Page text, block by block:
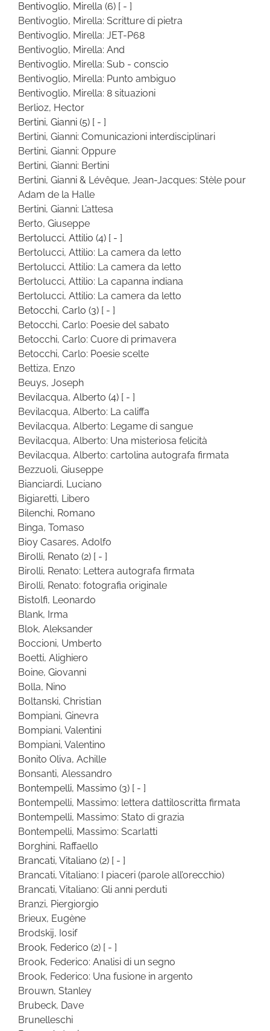
Bentivoglio, Mirella (6) [ - ]
Bentivoglio, Mirella: Scritture di pietra
Bentivoglio, Mirella: JET-P68
Bentivoglio, Mirella: And
Bentivoglio, Mirella: Sub - conscio
Bentivoglio, Mirella: Punto ambiguo
Bentivoglio, Mirella: 8 situazioni
Berlioz, Hector
Bertini, Gianni (5) [ - ]
Bertini, Gianni: Comunicazioni interdisciplinari
Bertini, Gianni: Oppure
Bertini, Gianni: Bertini
Bertini, Gianni & Lévêque, Jean-Jacques: Stèle pour
Adam de la Halle
Bertini, Gianni: L’attesa
Berto, Giuseppe
Bertolucci, Attilio (4) [ - ]
Bertolucci, Attilio: La camera da letto
Bertolucci, Attilio: La camera da letto
Bertolucci, Attilio: La capanna indiana
Bertolucci, Attilio: La camera da letto
Betocchi, Carlo (3) [ - ]
Betocchi, Carlo: Poesie del sabato
Betocchi, Carlo: Cuore di primavera
Betocchi, Carlo: Poesie scelte
Bettiza, Enzo
Beuys, Joseph
Bevilacqua, Alberto (4) [ - ]
Bevilacqua, Alberto: La califfa
Bevilacqua, Alberto: Legame di sangue
Bevilacqua, Alberto: Una misteriosa felicità
Bevilacqua, Alberto: cartolina autografa firmata
Bezzuoli, Giuseppe
Bianciardi, Luciano
Bigiaretti, Libero
Bilenchi, Romano
Binga, Tomaso
Bioy Casares, Adolfo
Birolli, Renato (2) [ - ]
Birolli, Renato: Lettera autografa firmata
Birolli, Renato: fotografia originale
Bistolfi, Leonardo
Blank, Irma
Blok, Aleksander
Boccioni, Umberto
Boetti, Alighiero
Boine, Giovanni
Bolla, Nino
Boltanski, Christian
Bompiani, Ginevra
Bompiani, Valentini
Bompiani, Valentino
Bonito Oliva, Achille
Bonsanti, Alessandro
Bontempelli, Massimo (3) [ - ]
Bontempelli, Massimo: lettera dattiloscritta firmata
Bontempelli, Massimo: Stato di grazia
Bontempelli, Massimo: Scarlatti
Borghini, Raffaello
Brancati, Vitaliano (2) [ - ]
Brancati, Vitaliano: I piaceri (parole all’orecchio)
Brancati, Vitaliano: Gli anni perduti
Branzi, Piergiorgio
Brieux, Eugène
Brodskij, Iosif
Brook, Federico (2) [ - ]
Brook, Federico: Analisi di un segno
Brook, Federico: Una fusione in argento
Brouwn, Stanley
Brubeck, Dave
Brunelleschi